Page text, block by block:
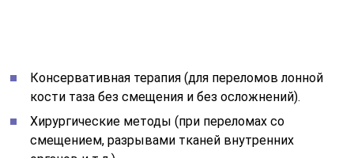
Консервативная терапия (для переломов лонной
кости таза без смещения и без осложнений).
Хирургические методы (при переломах со
смещением, разрывами тканей внутренних